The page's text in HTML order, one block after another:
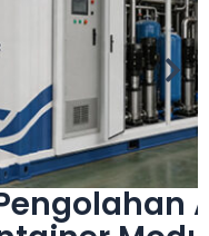
Komersial